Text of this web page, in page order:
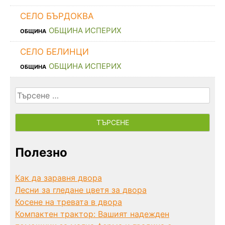
СЕЛО БЪРДОКВА
ОБЩИНА ОБЩИНА ИСПЕРИХ
СЕЛО БЕЛИНЦИ
ОБЩИНА ОБЩИНА ИСПЕРИХ
Търсене
за:
Полезно
Как да заравня двора
Лесни за гледане цветя за двора
Косене на тревата в двора
Компактен трактор: Вашият надежден